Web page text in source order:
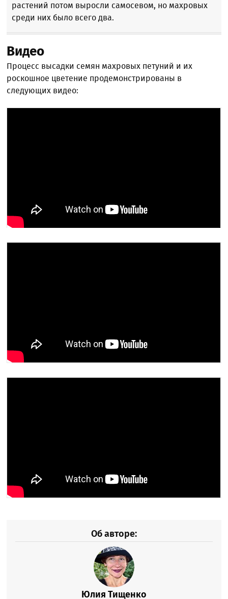
растений потом выросли самосевом, но махровых
среди них было всего два.
Видео
Процесс высадки семян махровых петуний и их
роскошное цветение продемонстрированы в
следующих видео:
Об авторе:
Юлия Тищенко